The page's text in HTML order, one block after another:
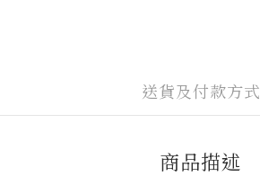
送貨及付款方式
商品描述